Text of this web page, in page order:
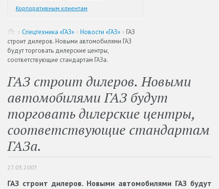
Корпоративным клиентам
» Спецтехника «ГАЗ» » Новости «ГАЗ» » ГАЗ
строит дилеров. Новыми автомобилями ГАЗ
будут торговать дилерские центры,
соответствующие стандартам ГАЗа.
ГАЗ строит дилеров. Новыми
автомобилями ГАЗ будут
торговать дилерские центры,
соответствующие стандартам
ГАЗа.
27.03.2007
ГАЗ строит дилеров. Новыми автомобилями ГАЗ будут